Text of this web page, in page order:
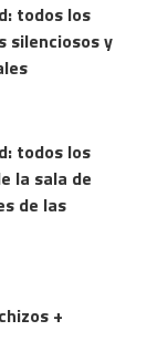
todos los
silenciosos y
todos los
la sala de
de las
+